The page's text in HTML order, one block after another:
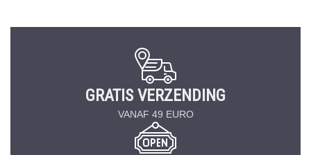
GRATIS VERZENDING
VANAF 49 EURO